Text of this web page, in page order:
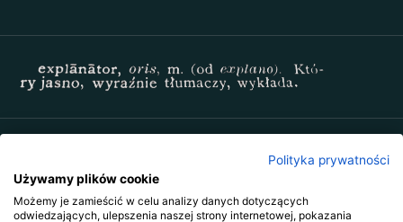
Polityka prywatności
Używamy plików cookie
Możemy je zamieścić w celu analizy danych dotyczących
odwiedzających, ulepszenia naszej strony internetowej, pokazania